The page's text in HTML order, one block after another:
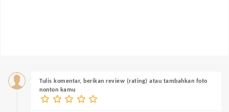
Tulis komentar, berikan review (rating) atau tambahkan foto
nonton kamu